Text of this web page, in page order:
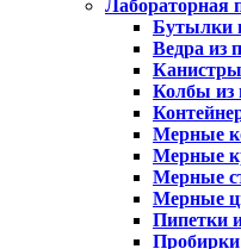
Лабораторная
Бутылки
Ведра из
Канистры
Колбы из
Мерные
Мерные
Мерные
Мерные
Пипетки
Пробирки